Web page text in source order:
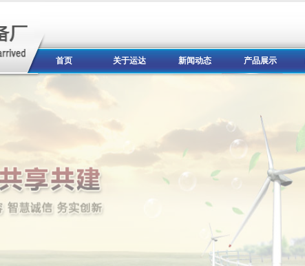
首页 关于运达 新闻动态 产品展示